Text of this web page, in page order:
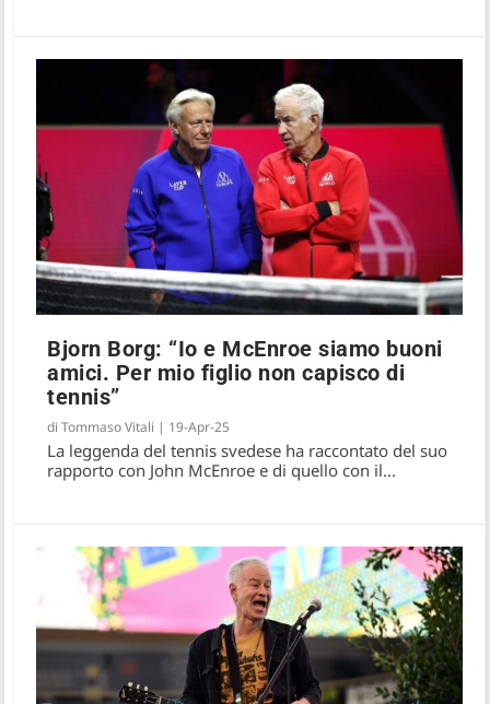
Bjorn Borg: “Io e McEnroe siamo buoni
amici. Per mio figlio non capisco di
tennis”
diTommaso Vitali | 19-Apr-25
La leggenda del tennis svedese ha raccontato del suo
rapporto con John McEnroe e di quello con il...